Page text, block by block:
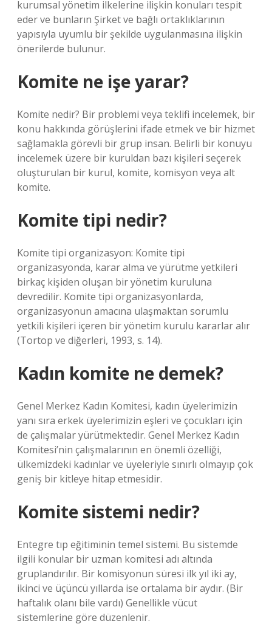
kurumsal yönetim ilkelerine ilişkin konuları tespit
eder ve bunların Şirket ve bağlı ortaklıklarının
yapısıyla uyumlu bir şekilde uygulanmasına ilişkin
önerilerde bulunur.
Komite ne işe yarar?
Komite nedir? Bir problemi veya teklifi incelemek, bir
konu hakkında görüşlerini ifade etmek ve bir hizmet
sağlamakla görevli bir grup insan. Belirli bir konuyu
incelemek üzere bir kuruldan bazı kişileri seçerek
oluşturulan bir kurul, komite, komisyon veya alt
komite.
Komite tipi nedir?
Komite tipi organizasyon: Komite tipi
organizasyonda, karar alma ve yürütme yetkileri
birkaç kişiden oluşan bir yönetim kuruluna
devredilir. Komite tipi organizasyonlarda,
organizasyonun amacına ulaşmaktan sorumlu
yetkili kişileri içeren bir yönetim kurulu kararlar alır
(Tortop ve diğerleri, 1993, s. 14).
Kadın komite ne demek?
Genel Merkez Kadın Komitesi, kadın üyelerimizin
yanı sıra erkek üyelerimizin eşleri ve çocukları için
de çalışmalar yürütmektedir. Genel Merkez Kadın
Komitesi’nin çalışmalarının en önemli özelliği,
ülkemizdeki kadınlar ve üyeleriyle sınırlı olmayıp çok
geniş bir kitleye hitap etmesidir.
Komite sistemi nedir?
Entegre tıp eğitiminin temel sistemi. Bu sistemde
ilgili konular bir uzman komitesi adı altında
gruplandırılır. Bir komisyonun süresi ilk yıl iki ay,
ikinci ve üçüncü yıllarda ise ortalama bir aydır. (Bir
haftalık olanı bile vardı) Genellikle vücut
sistemlerine göre düzenlenir.